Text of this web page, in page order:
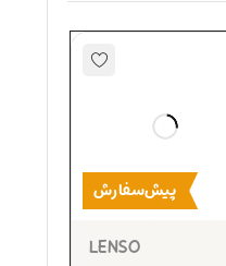
پیش‌سفارش
LENSO